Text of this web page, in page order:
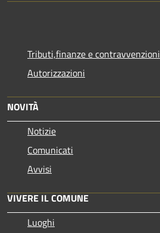
Tributi,finanze e contravvenzioni
Autorizzazioni
NOVITÀ
Notizie
Comunicati
Avvisi
VIVERE IL COMUNE
Luoghi